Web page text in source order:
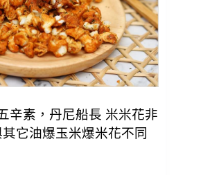
辛素，丹尼船長 米米花非
它油爆玉米爆米花不同